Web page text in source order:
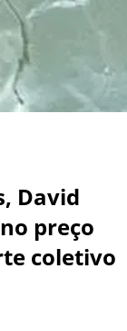
David
preço
coletivo